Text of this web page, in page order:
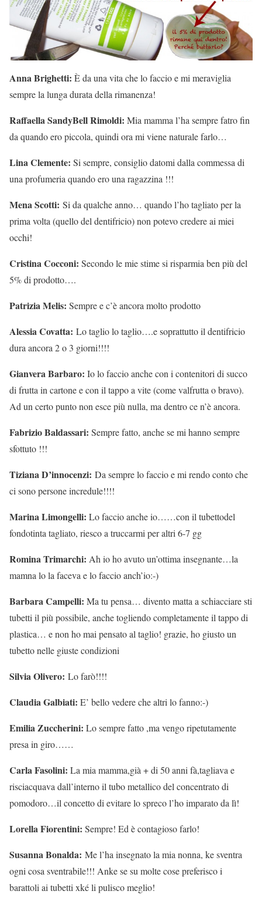
Anna Brighetti: È da una vita che lo faccio e mi meraviglia
sempre la lunga durata della rimanenza!
Raffaella SandyBell Rimoldi: Mia mamma l’ha sempre fatro fin
da quando ero piccola, quindi ora mi viene naturale farlo…
Lina Clemente: Si sempre, consiglio datomi dalla commessa di
una profumeria quando ero una ragazzina !!!
Mena Scotti: Si da qualche anno… quando l’ho tagliato per la
prima volta (quello del dentifricio) non potevo credere ai miei
occhi!
Cristina Cocconi: Secondo le mie stime si risparmia ben più del
5% di prodotto….
Patrizia Melis: Sempre e c’è ancora molto prodotto
Alessia Covatta: Lo taglio lo taglio….e soprattutto il dentifricio
dura ancora 2 o 3 giorni!!!!
Gianvera Barbaro: Io lo faccio anche con i contenitori di succo
di frutta in cartone e con il tappo a vite (come valfrutta o bravo).
Ad un certo punto non esce più nulla, ma dentro ce n’è ancora.
Fabrizio Baldassari: Sempre fatto, anche se mi hanno sempre
sfottuto !!!
Tiziana D’innocenzi: Da sempre lo faccio e mi rendo conto che
ci sono persone incredule!!!!
Marina Limongelli: Lo faccio anche io……con il tubettodel
fondotinta tagliato, riesco a truccarmi per altri 6-7 gg
Romina Trimarchi: Ah io ho avuto un’ottima insegnante…la
mamna lo la faceva e lo faccio anch’io:-)
Barbara Campelli: Ma tu pensa… divento matta a schiacciare sti
tubetti il più possibile, anche togliendo completamente il tappo di
plastica… e non ho mai pensato al taglio! grazie, ho giusto un
tubetto nelle giuste condizioni
Silvia Olivero: Lo farò!!!!
Claudia Galbiati: E’ bello vedere che altri lo fanno:-)
Emilia Zuccherini: Lo sempre fatto ,ma vengo ripetutamente
presa in giro……
Carla Fasolini: La mia mamma,già + di 50 anni fà,tagliava e
risciacquava dall’interno il tubo metallico del concentrato di
pomodoro…il concetto di evitare lo spreco l’ho imparato da lì!
Lorella Fiorentini: Sempre! Ed è contagioso farlo!
Susanna Bonalda: Me l’ha insegnato la mia nonna, ke sventra
ogni cosa sventrabile!!! Anke se su molte cose preferisco i
barattoli ai tubetti xké li pulisco meglio!